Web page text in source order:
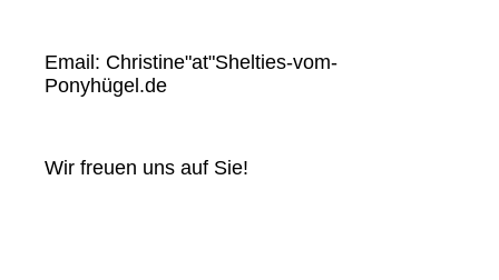
Email: Christine"at"Shelties-vom-
Ponyhügel.de
Wir freuen uns auf Sie!